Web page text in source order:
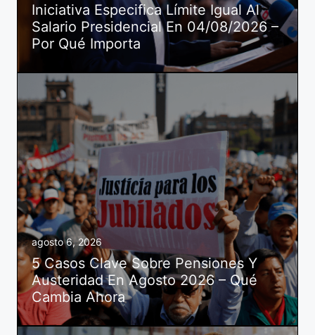
Iniciativa Especifica Límite Igual Al
Salario Presidencial En 04/08/2026 –
Por Qué Importa
agosto 6, 2026
5 Casos Clave Sobre Pensiones Y
Austeridad En Agosto 2026 – Qué
Cambia Ahora